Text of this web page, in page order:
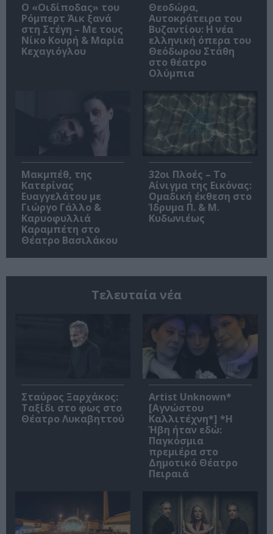
O «Οιδίποδας» του
Ρόμπερτ Άικ ξανά
στη Στέγη – Με τους
Νίκο Κουρή & Μαρία
Κεχαγιόγλου
Θεοδώρα,
Αυτοκράτειρα του
Βυζαντίου: Η νέα
ελληνική όπερα του
Θεόδωρου Στάθη
στο θέατρο
Ολύμπια
Μακμπέθ, της
Κατερίνας
Ευαγγελάτου με
Γιώργο Γάλλο &
Καρυοφυλλιά
Καραμπέτη στο
Θέατρο Βασιλάκου
32οι Πλοές – Το
Αίνιγμα της Εικόνας:
Ομαδική έκθεση στο
Ίδρυμα Π. & Μ.
Κυδωνιέως
Τελευταία νέα
Σταύρος Ξαρχάκος:
Ταξίδι στο φως στο
Θέατρο Λυκαβηττού
Artist Unknown*
[Αγνώστου
Καλλιτέχνη*] *Η
Ήβη ήταν εδώ:
Παγκόσμια
πρεμιέρα στο
Δημοτικό Θέατρο
Πειραιά